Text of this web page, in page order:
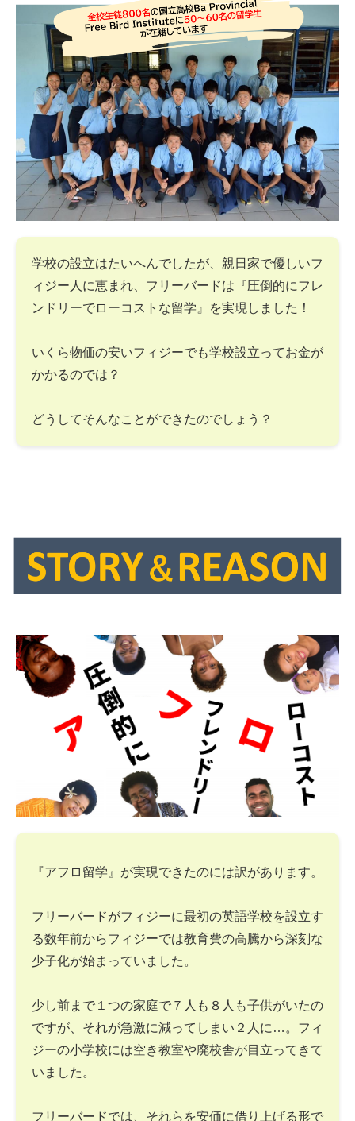
学校の設立はたいへんでしたが、親日家で優しいフ
ィジー人に恵まれ、フリーバードは『圧倒的にフレ
ンドリーでローコストな留学』を実現しました！
いくら物価の安いフィジーでも学校設立ってお金が
かかるのでは？
どうしてそんなことができたのでしょう？
『アフロ留学』が実現できたのには訳があります。
フリーバードがフィジーに最初の英語学校を設立す
る数年前からフィジーでは教育費の高騰から深刻な
少子化が始まっていました。
少し前まで１つの家庭で７人も８人も子供がいたの
ですが、それが急激に減ってしまい２人に…。フィ
ジーの小学校には空き教室や廃校舎が目立ってきて
いました。
フリーバードでは、それらを安価に借り上げる形で